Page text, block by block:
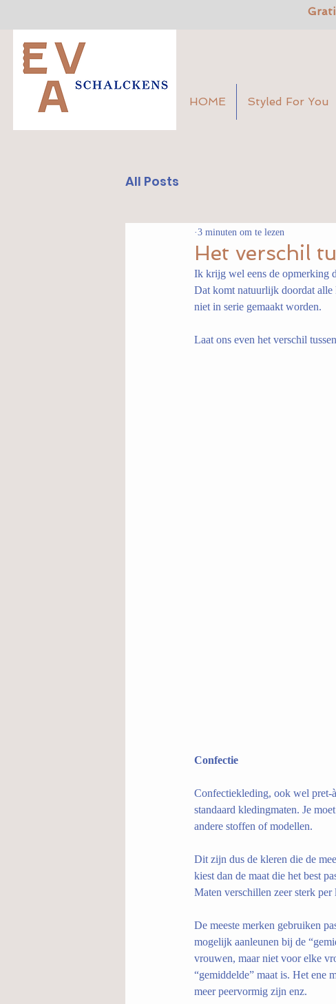
HOME Styled For You
All Posts
Het verschil
3 minuten om te lezen
Ik krijg wel eens de opmerking
Dat komt natuurlijk doordat alle
niet in serie gemaakt worden.
Laat ons even het verschil
Confectie
Confectiekleding, ook wel pret-
standaard kledingmaten. Je
andere stoffen of modellen.
Dit zijn dus de kleren die de
kiest dan de maat die het best
Maten verschillen zeer sterk per
De meeste merken gebruiken
mogelijk aanleunen bij de
vrouwen, maar niet voor elke
“gemiddelde” maat is. Het ene
meer peervormig zijn enz.